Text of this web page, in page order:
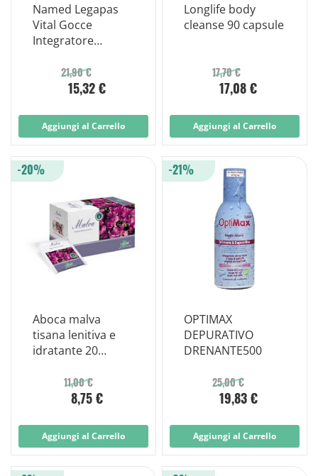
Named Legapas
Vital Gocce
Integratore
21,90 €
15,32 €
Aggiungi al Carrello
Longlife body
cleanse 90 capsule
17,70 €
17,08 €
Aggiungi al Carrello
Aboca malva
tisana lenitiva e
idratante 20
11,00 €
8,75 €
-20%
Aggiungi al Carrello
OPTIMAX
DEPURATIVO
DRENANTE500
25,00 €
19,83 €
-21%
Aggiungi al Carrello